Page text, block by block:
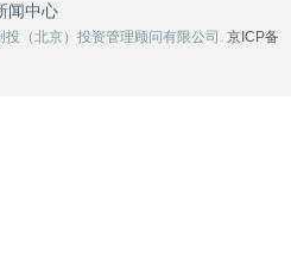
闻中心
（北京）投资管理顾问有限公司. 京ICP备